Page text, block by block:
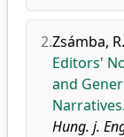
2.Zsámba, R.
Editors'
and
Narratives.
Hung. j.